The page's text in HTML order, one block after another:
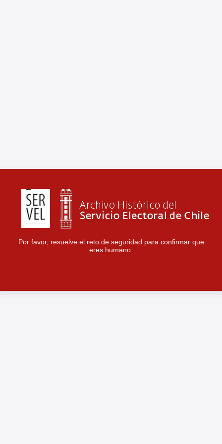
Por favor, resuelve el reto de seguridad para confirmar que
eres humano.